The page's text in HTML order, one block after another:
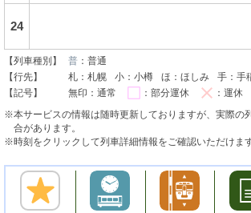
24
【列車種別】 普 ：普通
【行先】
札：札幌 小：小樽 ほ：ほしみ
手：手
【記号】
無印：通常 ：部分運休 ：運休
※本サービスの情報は随時更新しておりますが、実際の
合があります。
※時刻をクリックして列車詳細情報をご確認いただけます